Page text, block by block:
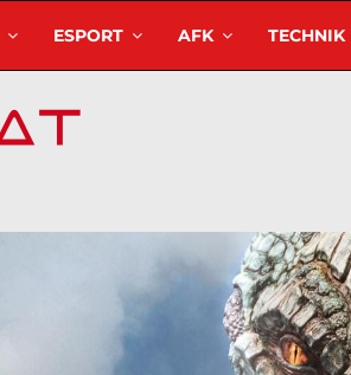
ESPORT AFK TECHNIK